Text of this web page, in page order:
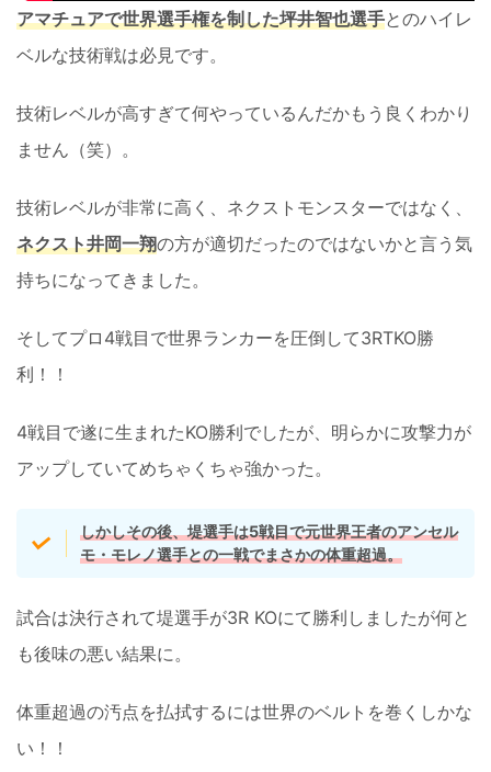
アマチュアで世界選手権を制した坪井智也選手とのハイレ
ベルな技術戦は必見です。
技術レベルが高すぎて何やっているんだかもう良くわかり
ません（笑）。
技術レベルが非常に高く、ネクストモンスターではなく、
ネクスト井岡一翔の方が適切だったのではないかと言う気
持ちになってきました。
そしてプロ4戦目で世界ランカーを圧倒して3RTKO勝
利！！
4戦目で遂に生まれたKO勝利でしたが、明らかに攻撃力が
アップしていてめちゃくちゃ強かった。
しかしその後、堤選手は5戦目で元世界王者のアンセル
モ・モレノ選手との一戦でまさかの体重超過。
試合は決行されて堤選手が3R KOにて勝利しましたが何と
も後味の悪い結果に。
体重超過の汚点を払拭するには世界のベルトを巻くしかな
い！！